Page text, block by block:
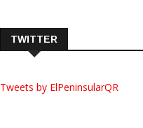
TWITTER
Tweets by ElPeninsularQR